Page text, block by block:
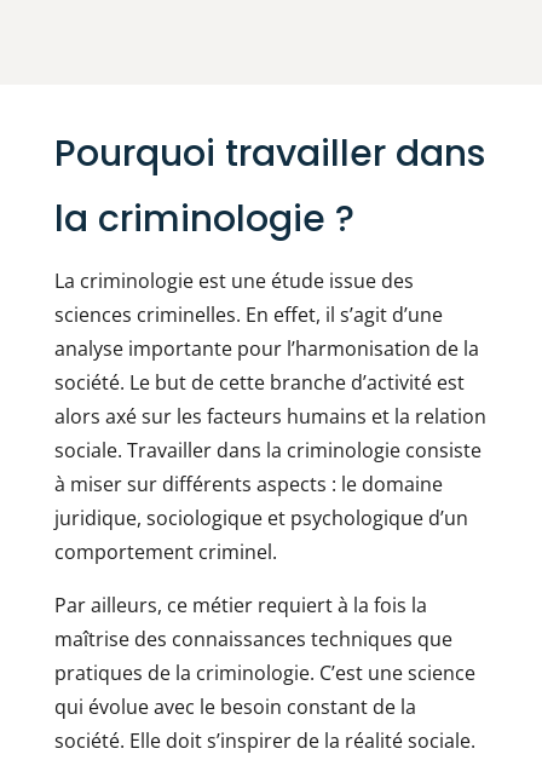
Pourquoi travailler dans
la criminologie ?
La criminologie est une étude issue des
sciences criminelles. En effet, il s’agit d’une
analyse importante pour l’harmonisation de la
société. Le but de cette branche d’activité est
alors axé sur les facteurs humains et la relation
sociale. Travailler dans la criminologie consiste
à miser sur différents aspects : le domaine
juridique, sociologique et psychologique d’un
comportement criminel.
Par ailleurs, ce métier requiert à la fois la
maîtrise des connaissances techniques que
pratiques de la criminologie. C’est une science
qui évolue avec le besoin constant de la
société. Elle doit s’inspirer de la réalité sociale.